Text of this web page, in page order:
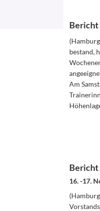
Bericht
bestand,
Am
Bericht
16. -17.